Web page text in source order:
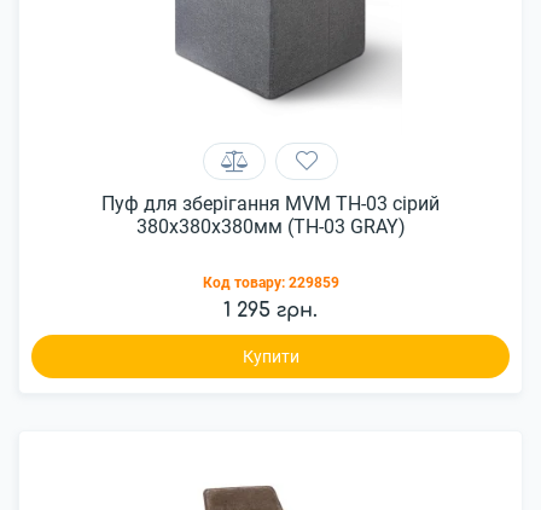
Пуф для зберігання MVM TH-03 сірий
380х380х380мм (TH-03 GRAY)
Код товару: 229859
1 295 грн.
Купити